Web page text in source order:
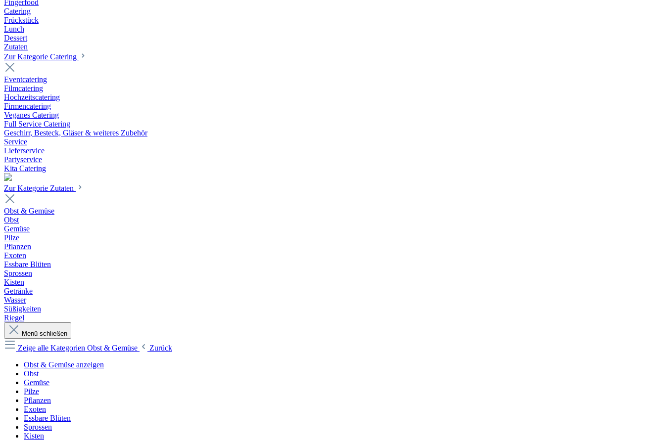
Fingerfood
Catering
Frückstück
Lunch
Dessert
Zutaten
Zur Kategorie Catering
Eventcatering
Filmcatering
Hochzeitscatering
Firmencatering
Veganes Catering
Full Service Catering
Geschirr, Besteck, Gläser & weiteres Zubehör
Service
Lieferservice
Partyservice
Kita Catering
Zur Kategorie Zutaten
Obst & Gemüse
Obst
Gemüse
Pilze
Pflanzen
Exoten
Essbare Blüten
Sprossen
Kisten
Getränke
Wasser
Süßigkeiten
Riegel
Menü schließen
Zeige alle Kategorien Obst & Gemüse
Zurück
Obst & Gemüse anzeigen
Obst
Gemüse
Pilze
Pflanzen
Exoten
Essbare Blüten
Sprossen
Kisten